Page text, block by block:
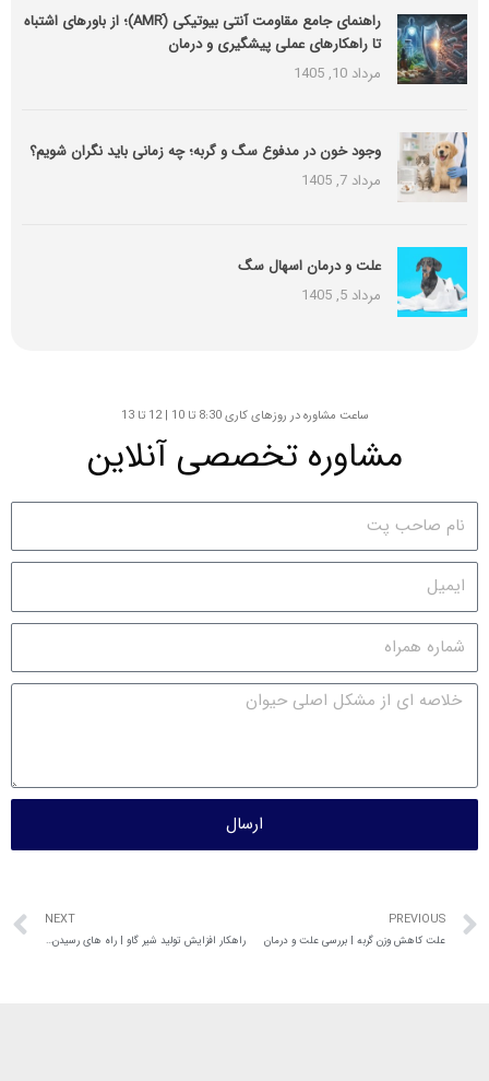
راهنمای جامع مقاومت آنتی بیوتیکی (َAMR)؛ از باورهای اشتباه
تا راهکارهای عملی پیشگیری و درمان
مرداد 10, 1405
وجود خون در مدفوع سگ و گربه؛ چه زمانی باید نگران شویم؟
مرداد 7, 1405
علت و درمان اسهال سگ
مرداد 5, 1405
ساعت مشاوره در روزهای کاری 8:30 تا 10 | 12 تا 13
مشاوره تخصصی آنلاین
ارسال
PREVIOUS
علت کاهش وزن گربه | بررسی علت و درمان
NEXT
راهکار افزایش تولید شیر گاو | راه های رسیدن به اوج تولید